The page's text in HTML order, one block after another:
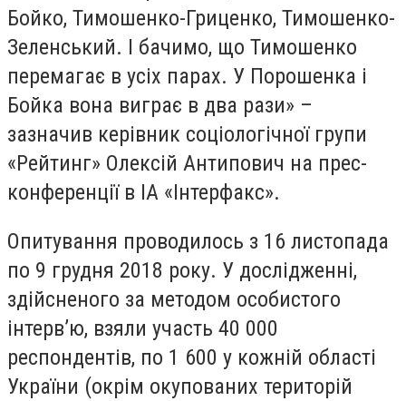
Бойко, Тимошенко-Гриценко, Тимошенко-
Зеленський. І бачимо, що Тимошенко
перемагає в усіх парах. У Порошенка і
Бойка вона виграє в два рази» –
зазначив керівник соціологічної групи
«Рейтинг» Олексiй Антипович на прес-
конференції в ІА «Інтерфакс».
Опитування проводилось з 16 листопада
по 9 грудня 2018 року. У дослідженні,
здійсненого за методом особистого
інтерв’ю, взяли участь 40 000
респондентів, по 1 600 у кожній області
України (окрім окупованих територій